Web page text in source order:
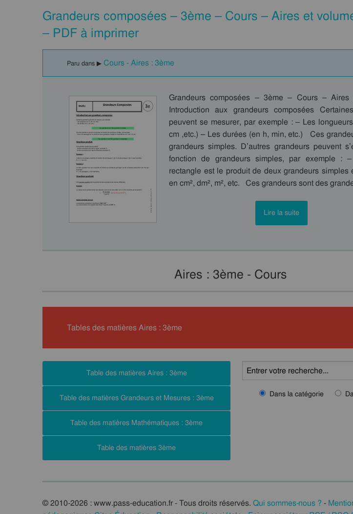
Grandeurs composées – 3ème – Cours – Aires et
– PDF à imprimer
Paru dans ▶ Cours - Aires : 3ème
Grandeurs composées – 3ème – Cours – Aires
Introduction aux grandeurs composées
peuvent se mesurer, par exemple : – Les
cm ,etc.) – Les durées (en h, min, etc.) Ces
grandeurs simples. D’autres grandeurs peuvent
fonction de grandeurs simples, par exemple : –
rectangle est le produit de deux grandeurs simples
en cm², dm², m², etc. Ces grandeurs sont des
Lire la suite
Aires : 3ème - Cours
Tables des matières Aires : 3ème
Table des matières Aires : 3ème
Table des matières Grandeurs et Mesures : 3ème
Table des matières Mathématiques : 3ème
Table des matières 3ème
Dans la catégorie
© 2010-2026 : www.pass-education.fr - Tous droits réservés. Qui sommes-nous ? -